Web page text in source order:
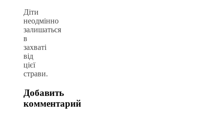
Діти
неодмінно
залишаться
в
захваті
від
цієї
страви.
Добавить
комментарий